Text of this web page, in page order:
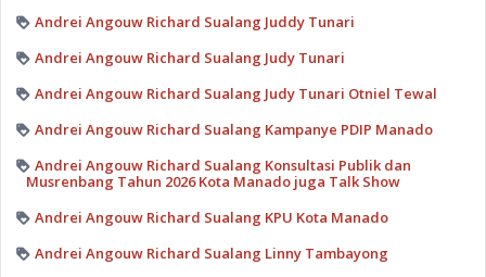
Andrei Angouw Richard Sualang Juddy Tunari
Andrei Angouw Richard Sualang Judy Tunari
Andrei Angouw Richard Sualang Judy Tunari Otniel Tewal
Andrei Angouw Richard Sualang Kampanye PDIP Manado
Andrei Angouw Richard Sualang Konsultasi Publik dan
Musrenbang Tahun 2026 Kota Manado juga Talk Show
Andrei Angouw Richard Sualang KPU Kota Manado
Andrei Angouw Richard Sualang Linny Tambayong